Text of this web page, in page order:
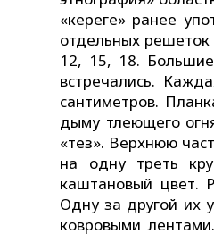
«кереге» ранее
отдельных
12, 15, 18.
встречались.
сантиметров.
дыму тлеющего
«тез». Верхнюю
на одну треть
каштановый цвет.
Одну за другой их
ковровыми